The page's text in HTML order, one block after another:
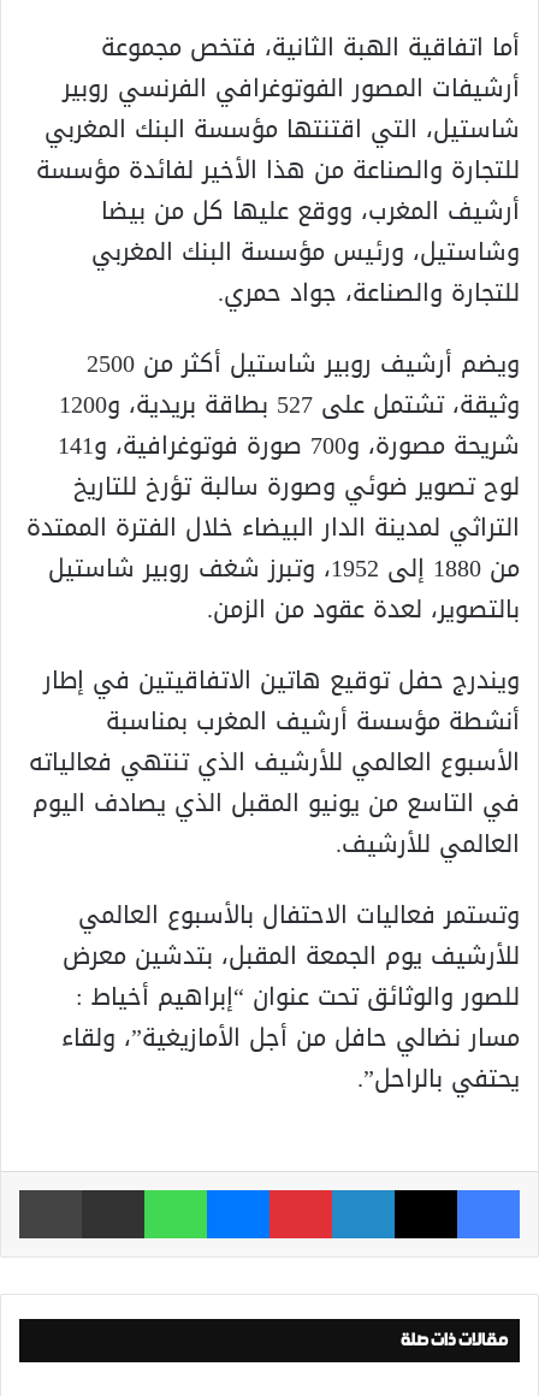
أما اتفاقية الهبة الثانية، فتخص مجموعة
أرشيفات المصور الفوتوغرافي الفرنسي روبير
شاستيل، التي اقتنتها مؤسسة البنك المغربي
للتجارة والصناعة من هذا الأخير لفائدة مؤسسة
أرشيف المغرب، ووقع عليها كل من بيضا
وشاستيل، ورئيس مؤسسة البنك المغربي
للتجارة والصناعة، جواد حمري.
ويضم أرشيف روبير شاستيل أكثر من 2500
وثيقة، تشتمل على 527 بطاقة بريدية، و1200
شريحة مصورة، و700 صورة فوتوغرافية، و141
لوح تصوير ضوئي وصورة سالبة تؤرخ للتاريخ
التراثي لمدينة الدار البيضاء خلال الفترة الممتدة
من 1880 إلى 1952، وتبرز شغف روبير شاستيل
بالتصوير، لعدة عقود من الزمن.
ويندرج حفل توقيع هاتين الاتفاقيتين في إطار
أنشطة مؤسسة أرشيف المغرب بمناسبة
الأسبوع العالمي للأرشيف الذي تنتهي فعالياته
في التاسع من يونيو المقبل الذي يصادف اليوم
العالمي للأرشيف.
وتستمر فعاليات الاحتفال بالأسبوع العالمي
للأرشيف يوم الجمعة المقبل، بتدشين معرض
للصور والوثائق تحت عنوان “إبراهيم أخياط :
مسار نضالي حافل من أجل الأمازيغية”، ولقاء
يحتفي بالراحل”.
فيسبوك ‫X لينكدإن بينتيريست ماسنجر واتساب مشاركة عبر البريد
مقالات ذات صلة